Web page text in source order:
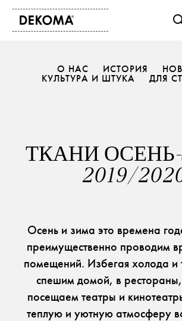
ПРОДУКТЫ
ПРОЕКТЫ
ПАРТНЕРЫ
О НАС ИСТОРИЯ
КУЛЬТУРА И ШТУКА
ДЛЯ
ТКАНИ
2019/
Осень и зима это времена
преимущественно проводим
помещений. Избегая холода и
спешим домой, в
посещаем театры и
теплую и уютную атмосферу